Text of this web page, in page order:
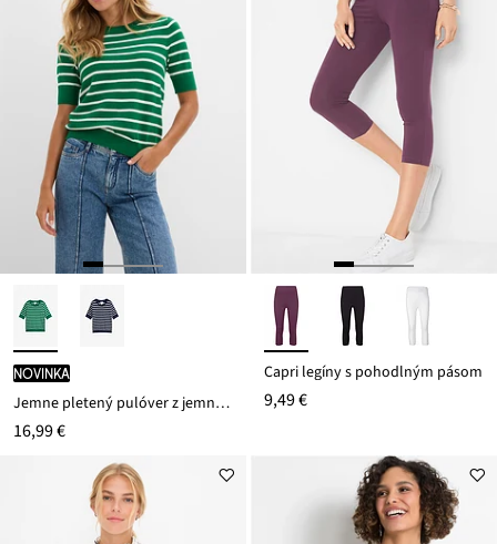
novinka
Jemne pletený pulóver z jemného viskózového mixu
16,99 €
Capri legíny s pohodlným pásom
9,49 €